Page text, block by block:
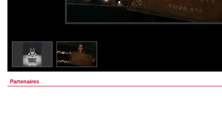
Partenaires